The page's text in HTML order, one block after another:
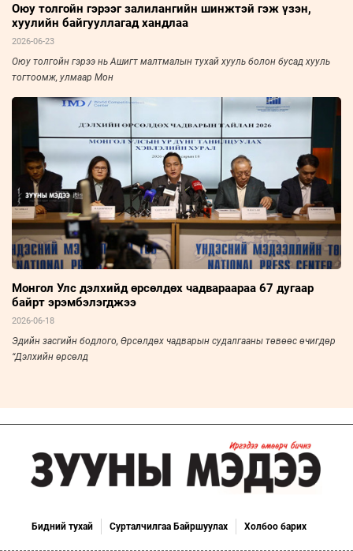
Оюу толгойн гэрээг залилангийн шинжтэй гэж үзэн,
хуулийн байгууллагад хандлаа
2026-06-23
​​​​​​​Оюу толгойн гэрээ нь Ашигт малтмалын тухай хууль болон бусад хууль
тогтоомж, улмаар Мон
Монгол Улс дэлхийд өрсөлдөх чадвараараа 67 дугаар
байрт эрэмбэлэгджээ
2026-06-18
Эдийн засгийн бодлого, Өрсөлдөх чадварын судалгааны төвөөс өчигдөр
“Дэлхийн өрсөлд
Бидний тухай Сурталчилгаа Байршуулах Холбоо барих